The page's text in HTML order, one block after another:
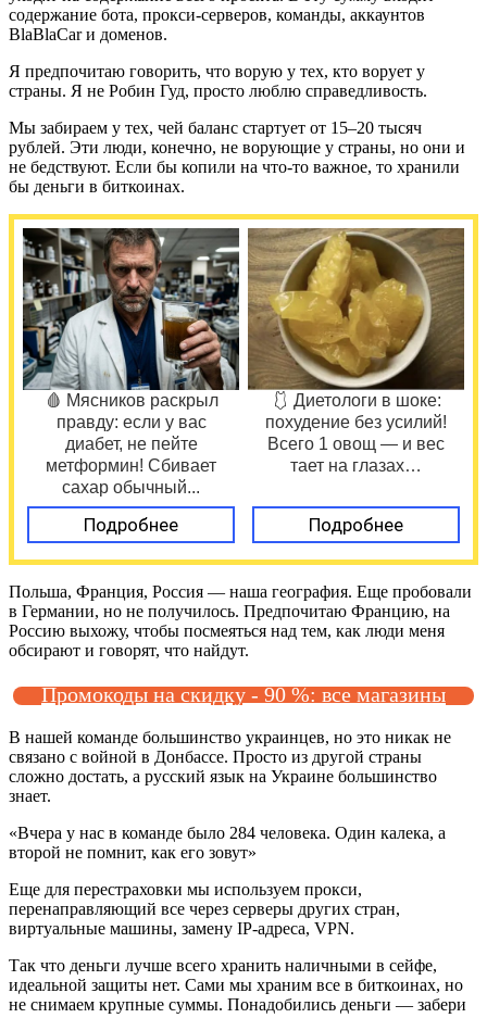
содержание бота, прокси-серверов, команды, аккаунтов
BlaBlaCar и доменов.
Я предпочитаю говорить, что ворую у тех, кто ворует у
страны. Я не Робин Гуд, просто люблю справедливость.
Мы забираем у тех, чей баланс стартует от 15–20 тысяч
рублей. Эти люди, конечно, не ворующие у страны, но они и
не бедствуют. Если бы копили на что-то важное, то хранили
бы деньги в биткоинах.
🩸 Мясников раскрыл
правду: если у вас
диабет, не пейте
метформин! Сбивает
сахар обычный...
Подробнее
🩱 Диетологи в шоке:
похудение без усилий!
Всего 1 овощ — и вес
тает на глазах…
Подробнее
Польша, Франция, Россия — наша география. Еще пробовали
в Германии, но не получилось. Предпочитаю Францию, на
Россию выхожу, чтобы посмеяться над тем, как люди меня
обсирают и говорят, что найдут.
Промокоды на скидку - 90 %: все магазины
В нашей команде большинство украинцев, но это никак не
связано с войной в Донбассе. Просто из другой страны
сложно достать, а русский язык на Украине большинство
знает.
«Вчера у нас в команде было 284 человека. Один калека, а
второй не помнит, как его зовут»
Еще для перестраховки мы используем прокси,
перенаправляющий все через серверы других стран,
виртуальные машины, замену IP-адреса, VPN.
Так что деньги лучше всего хранить наличными в сейфе,
идеальной защиты нет. Сами мы храним все в биткоинах, но
не снимаем крупные суммы. Понадобились деньги — забери